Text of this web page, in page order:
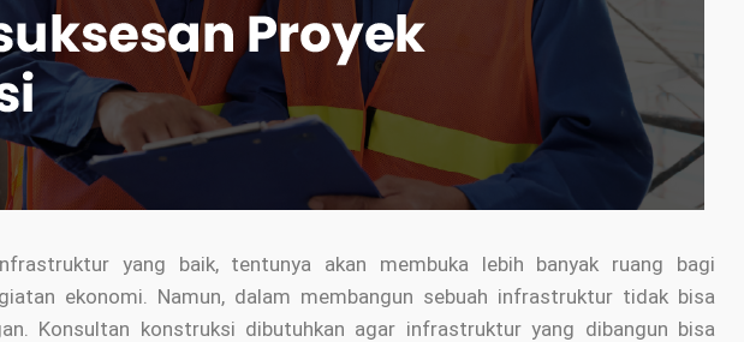
yang baik, tentunya akan membuka lebih banyak ruang bagi
ekonomi. Namun, dalam membangun sebuah infrastruktur tidak bisa
Konsultan konstruksi dibutuhkan agar infrastruktur yang dibangun bisa